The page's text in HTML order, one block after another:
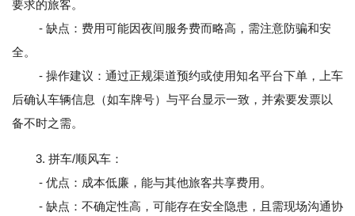
要求的旅客。
- 缺点：费用可能因夜间服务费而略高，需注意防骗和安
全。
- 操作建议：通过正规渠道预约或使用知名平台下单，上车
后确认车辆信息（如车牌号）与平台显示一致，并索要发票以
备不时之需。
3. 拼车/顺风车：
- 优点：成本低廉，能与其他旅客共享费用。
- 缺点：不确定性高，可能存在安全隐患，且需现场沟通协